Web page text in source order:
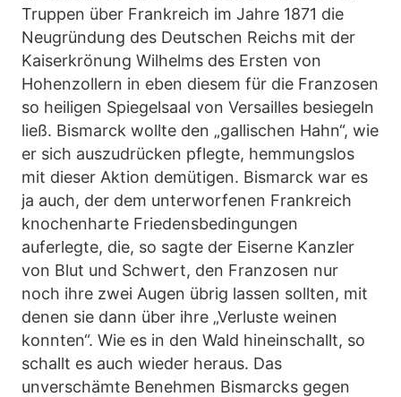
Truppen über Frankreich im Jahre 1871 die
Neugründung des Deutschen Reichs mit der
Kaiserkrönung Wilhelms des Ersten von
Hohenzollern in eben diesem für die Franzosen
so heiligen Spiegelsaal von Versailles besiegeln
ließ. Bismarck wollte den „gallischen Hahn“, wie
er sich auszudrücken pflegte, hemmungslos
mit dieser Aktion demütigen. Bismarck war es
ja auch, der dem unterworfenen Frankreich
knochenharte Friedensbedingungen
auferlegte, die, so sagte der Eiserne Kanzler
von Blut und Schwert, den Franzosen nur
noch ihre zwei Augen übrig lassen sollten, mit
denen sie dann über ihre „Verluste weinen
konnten“. Wie es in den Wald hineinschallt, so
schallt es auch wieder heraus. Das
unverschämte Benehmen Bismarcks gegen